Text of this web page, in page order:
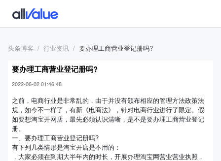
头条博客 行业资讯 要办理工商营业登记册吗?
要办理工商营业登记册吗?
2022-06-02 01:46:48
之前，电商行业是非常乱的，由于并没有颁布相应的管理方法政策法
规，如今不一样了，有新《电商法》，针对电商行业进行了限定。假
如要想淘宝开网店，最先必须认识清晰，是不是要办理工商营业登记
册。
一、要办理工商营业登记册吗?
有下列几类情形是淘宝开店是不用的：
，大家必须在到期大半年内的时长，开展办理淘宝网营业营业执照，